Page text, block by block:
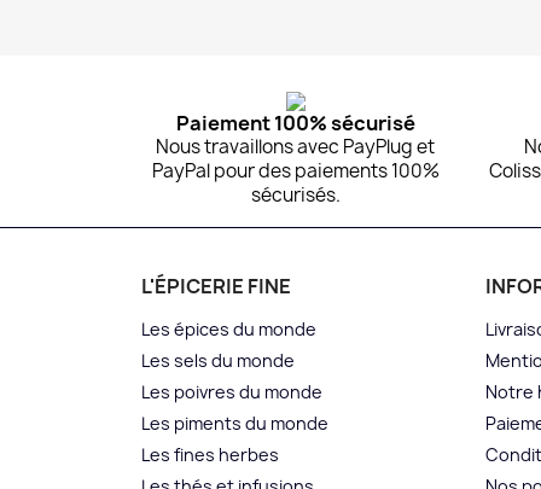
Paiement 100% sécurisé
Nous travaillons avec PayPlug et
PayPal pour des paiements 100%
sécurisés.
L'ÉPICERIE FINE
Les épices du monde
Les sels du monde
Les poivres du monde
Les piments du monde
Les fines herbes
Notre